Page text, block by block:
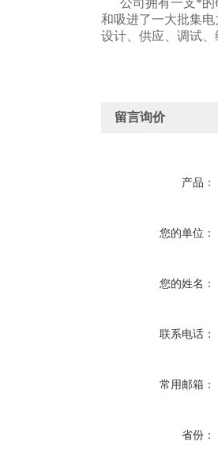
公司拥有一支*的
和吸进了一大批集
设计、供应、调试
留言询价
产品：
您的单位：
您的姓名：
联系电话：
常用邮箱：
省份：